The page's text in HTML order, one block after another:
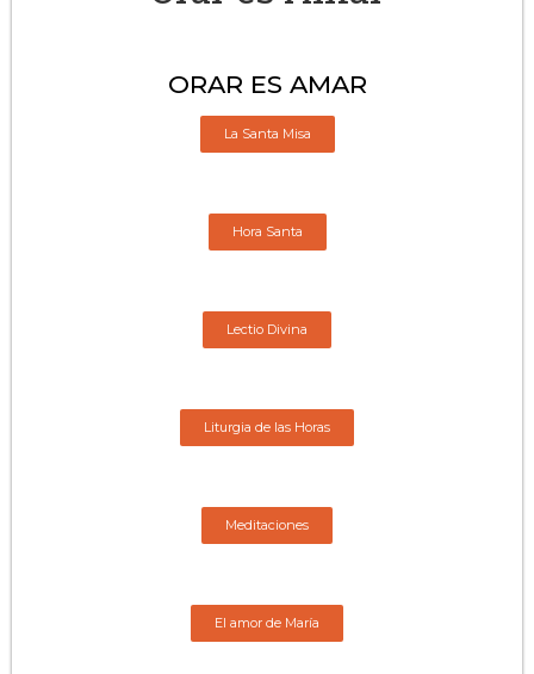
ORAR ES AMAR
La Santa Misa
Hora Santa
Lectio Divina
Liturgia de las Horas
Meditaciones
El amor de María